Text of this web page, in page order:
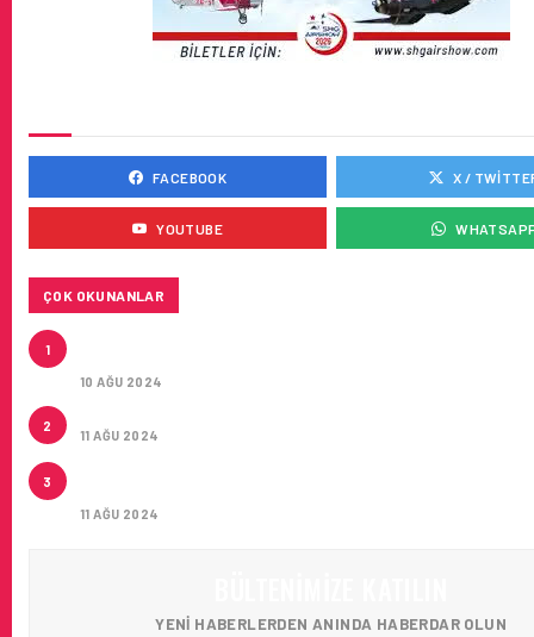
FACEBOOK X /
YOUTUBE
ÇOK OKUNANLAR
1
10 AĞU 2024
2
11 AĞU 2024
3
11 AĞU 2024
YENI HABERLERDEN ANINDA HABERDAR OLUN